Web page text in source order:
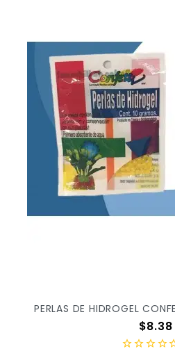
Precio
$8.38